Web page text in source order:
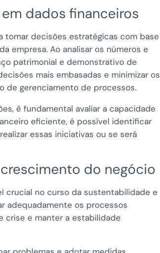
dados financeiros
tomar decisões estratégicas com base
empresa. Ao analisar os números e
patrimonial e demonstrativo de
mais embasadas e minimizar os
de gerenciamento de processos.
é fundamental avaliar a capacidade
eficiente, é possível identificar
essas iniciativas ou se será
do negócio
crucial no curso da sustentabilidade e
adequadamente os processos
crise e manter a estabilidade